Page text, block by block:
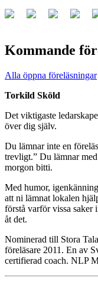
Kommande
Alla öppna föreläsningar
Torkild Sköld
Det viktigaste
över dig själv.
Du lämnar inte en
trevligt.” Du lämnar
morgon bitti.
Med humor,
att ni lämnat lokalen
förstå varför vissa
åt det.
Nominerad till Stora
föreläsare 2011. En av
certifierad coach. NLP